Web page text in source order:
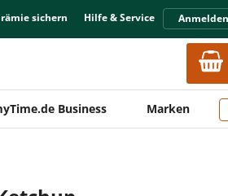
sichern Hilfe & Service
Business Marken